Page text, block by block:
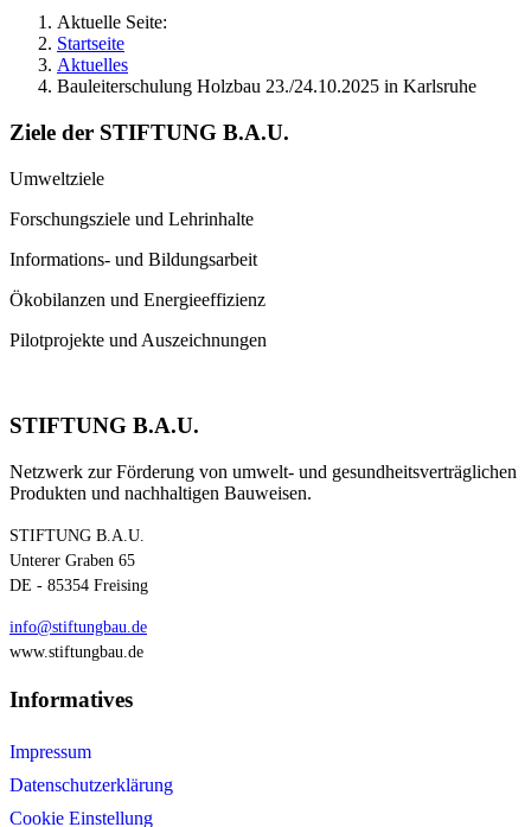
Aktuelle Seite:
Startseite
Aktuelles
Bauleiterschulung Holzbau 23./24.10.2025 in Karlsruhe
Ziele der STIFTUNG B.A.U.
Umweltziele
Forschungsziele und Lehrinhalte
Informations- und Bildungsarbeit
Ökobilanzen und Energieeffizienz
Pilotprojekte und Auszeichnungen
STIFTUNG B.A.U.
Netzwerk zur Förderung von umwelt- und gesundheitsverträglichen
Produkten und nachhaltigen Bauweisen.
STIFTUNG B.A.U.
Unterer Graben 65
DE - 85354 Freising
info@stiftungbau.de
www.stiftungbau.de
Informatives
Impressum
Datenschutzerklärung
Cookie Einstellung